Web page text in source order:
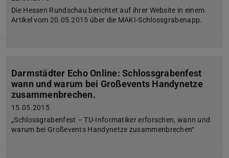
Die Hessen Rundschau berichtet auf ihrer Website in einem
Artikel vom 20.05.2015 über die MAKI-Schlossgrabenapp.
Darmstädter Echo Online: Schlossgrabenfest
wann und warum bei Großevents Handynetze
zusammenbrechen.
15.05.2015
„Schlossgrabenfest – TU-Informatiker erforschen, wann und
warum bei Großevents Handynetze zusammenbrechen“